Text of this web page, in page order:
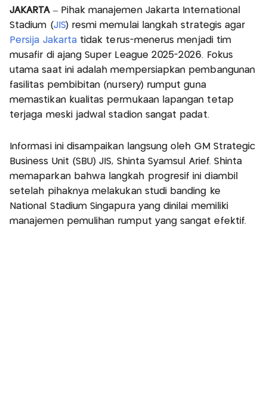
JAKARTA– Pihak manajemen Jakarta International
Stadium (JIS) resmi memulai langkah strategis agar
Persija Jakarta tidak terus-menerus menjadi tim
musafir di ajang Super League 2025-2026. Fokus
utama saat ini adalah mempersiapkan pembangunan
fasilitas pembibitan (nursery) rumput guna
memastikan kualitas permukaan lapangan tetap
terjaga meski jadwal stadion sangat padat.
Informasi ini disampaikan langsung oleh GM Strategic
Business Unit (SBU) JIS, Shinta Syamsul Arief. Shinta
memaparkan bahwa langkah progresif ini diambil
setelah pihaknya melakukan studi banding ke
National Stadium Singapura yang dinilai memiliki
manajemen pemulihan rumput yang sangat efektif.